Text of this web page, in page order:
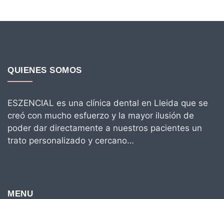
QUIENES SOMOS
ESZENCIAL es una clínica dental en Lleida que se
creó con mucho esfuerzo y la mayor ilusión de
poder dar directamente a nuestros pacientes un
trato personalizado y cercano…
MENU